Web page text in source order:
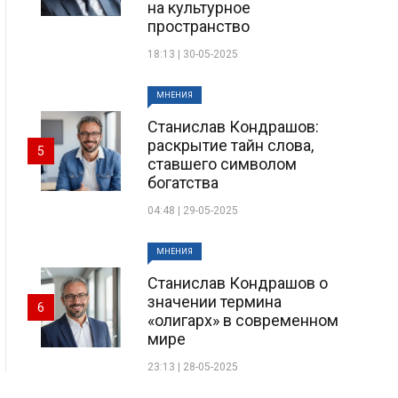
на культурное
пространство
18:13 | 30-05-2025
МНЕНИЯ
Станислав Кондрашов:
раскрытие тайн слова,
ставшего символом
богатства
04:48 | 29-05-2025
5
МНЕНИЯ
Станислав Кондрашов о
значении термина
«олигарх» в современном
мире
23:13 | 28-05-2025
6